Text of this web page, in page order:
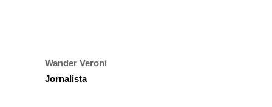
Wander Veroni
Jornalista